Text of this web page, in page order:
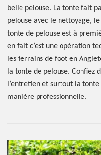
belle pelouse. La tonte fait
pelouse avec le nettoyage,
tonte de pelouse est à
en fait c’est une opération
les terrains de foot en
la tonte de pelouse. Confiez
l’entretien et surtout la
manière professionnelle.